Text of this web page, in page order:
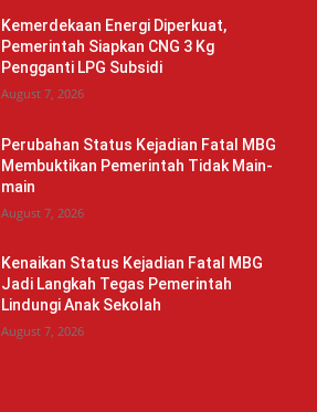
Kemerdekaan Energi Diperkuat,
Pemerintah Siapkan CNG 3 Kg
Pengganti LPG Subsidi
August 7, 2026
Perubahan Status Kejadian Fatal MBG
Membuktikan Pemerintah Tidak Main-
main
August 7, 2026
Kenaikan Status Kejadian Fatal MBG
Jadi Langkah Tegas Pemerintah
Lindungi Anak Sekolah
August 7, 2026